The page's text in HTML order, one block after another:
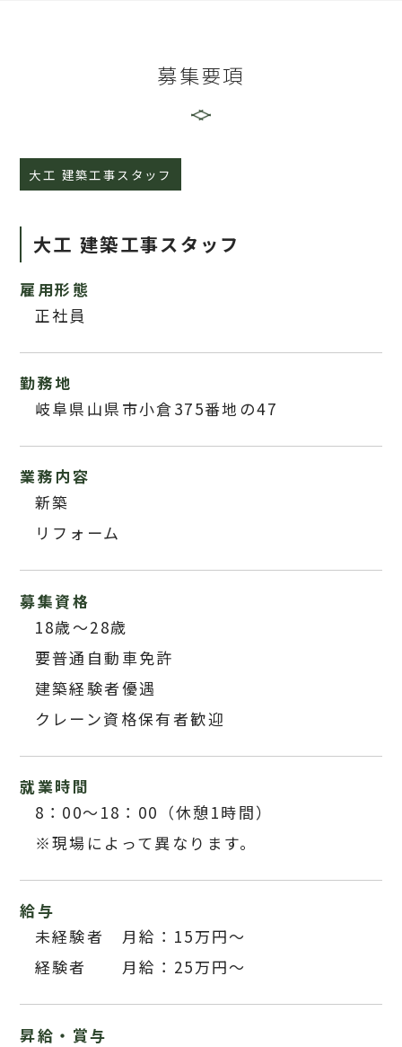
募集要項
大工 建築工事スタッフ
大工 建築工事スタッフ
雇用形態
正社員
勤務地
岐阜県山県市小倉375番地の47
業務内容
新築
リフォーム
募集資格
18歳～28歳
要普通自動車免許
建築経験者優遇
クレーン資格保有者歓迎
就業時間
8：00～18：00（休憩1時間）
※現場によって異なります。
給与
未経験者 月給：15万円～
経験者 月給：25万円～
昇給・賞与